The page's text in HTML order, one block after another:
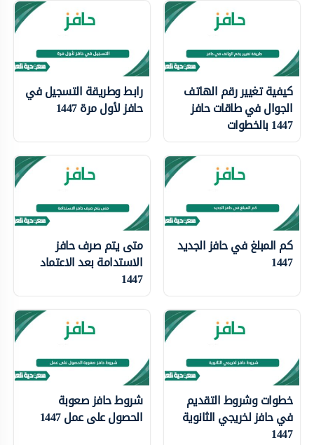
كيفية تغيير رقم الهاتف
الجوال في طاقات حافز
1447 بالخطوات
رابط وطريقة التسجيل في
حافز لأول مرة 1447
كم المبلغ في حافز الجديد
1447
متى يتم صرف حافز
الاستدامة بعد الاعتماد
1447
خطوات وشروط التقديم
في حافز لخريجي الثانوية
1447
شروط حافز صعوبة
الحصول على عمل 1447